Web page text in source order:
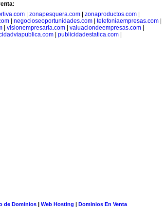
zonapesquera.com zonaproductos.com
negocioseoportunidades.com telefoniaempresas.com
visionempresaria.com valuaciondeempresas.com
| publicidadestatica.com|
de Dominios| Web Hosting | Dominios En Venta